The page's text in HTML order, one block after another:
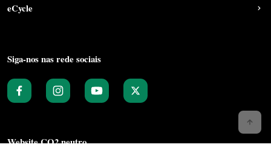
eCycle
Siga-nos nas rede sociais
Website CO2 neutro